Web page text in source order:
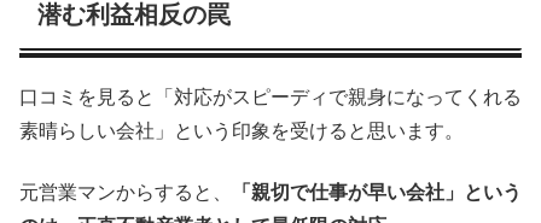
潜む利益相反の罠
口コミを見ると「対応がスピーディで親身になってくれる
素晴らしい会社」という印象を受けると思います。
元営業マンからすると、
「親切で仕事が早い会社」という